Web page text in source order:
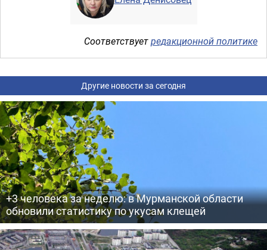
Соответствуетредакционной политике
Другие новости за сегодня
+3 человека за неделю: в Мурманской области
обновили статистику по укусам клещей